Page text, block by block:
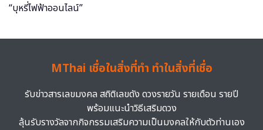
MThai เชื่อในสิ่งที่ทำ ทำในสิ่งที่เชื่อ
รับข่าวสารเลขมงคล สถิติเลขดัง ดวงรายวัน รายเดือน รายปี
พร้อมแนะนำวิธีเสริมดวง
ลุ้นรับรางวัลจากกิจกรรมเสริมความเป็นมงคลให้กับตัวท่านเอง